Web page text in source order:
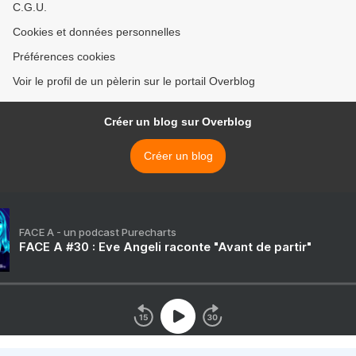
C.G.U.
Cookies et données personnelles
Préférences cookies
Voir le profil de un pèlerin sur le portail Overblog
Créer un blog sur Overblog
Créer un blog
FACE A - un podcast Purecharts
FACE A #30 : Eve Angeli raconte "Avant de partir"